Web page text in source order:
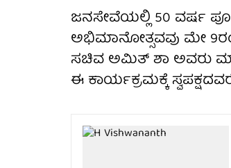
ಜನಸೇವೆಯಲ್ಲಿ 50 ವರ್ಷ
ಅಭಿಮಾನೋತ್ಸವವು ಮೇ
ಸಚಿವ ಅಮಿತ್ ಶಾ ಅವರು
ಈ ಕಾರ್ಯಕ್ರಮಕ್ಕೆ